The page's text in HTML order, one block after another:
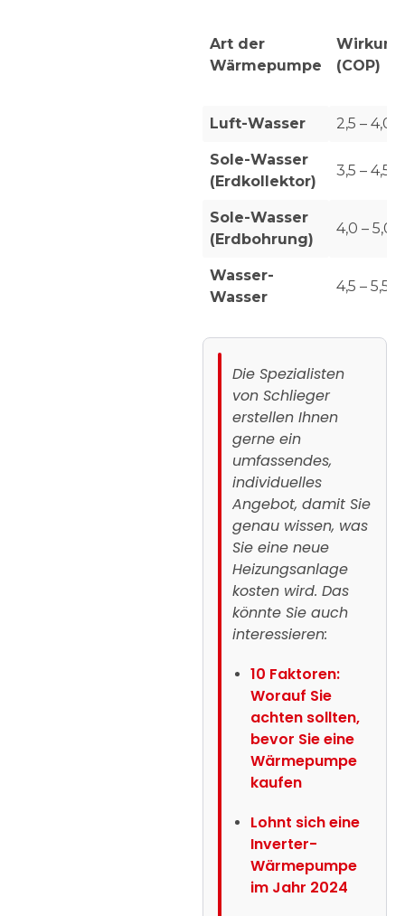
Art der
Wärmepumpe
(COP)
Luft-Wasser 2,5 – 4,0
Sole-Wasser
(Erdkollektor)
3,5 – 4,5
Sole-Wasser
(Erdbohrung)
4,0 – 5,0
Wasser-
Wasser
4,5 – 5,5
Die Spezialisten
von Schlieger
erstellen Ihnen
gerne ein
umfassendes,
individuelles
Angebot, damit Sie
genau wissen, was
Sie eine neue
Heizungsanlage
kosten wird. Das
könnte Sie auch
interessieren:
10 Faktoren:
Worauf Sie
achten sollten,
bevor Sie eine
Wärmepumpe
kaufen
Lohnt sich eine
Inverter-
Wärmepumpe
im Jahr 2024